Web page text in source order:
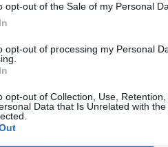
opt-out of the Sale of my Personal
opt-out of processing my Personal
opt-out of Collection, Use,
Data that Is Unrelated with
kopā ar postfolka
darbojas amatu
mājā, darbojas Izziņas
un citas aktivitātes, kā
“Mani zaļie svētki”